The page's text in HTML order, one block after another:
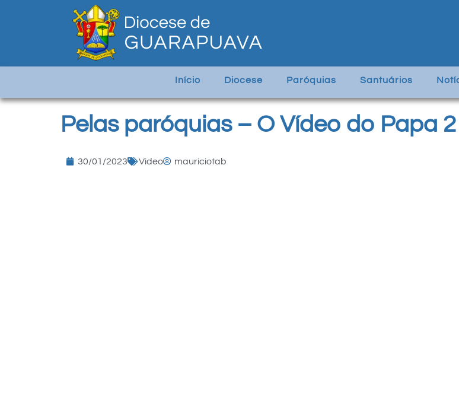
Início Diocese Paróquias Santuários
Pelas paróquias – O Vídeo do Papa
30/01/2023 Video mauriciotab